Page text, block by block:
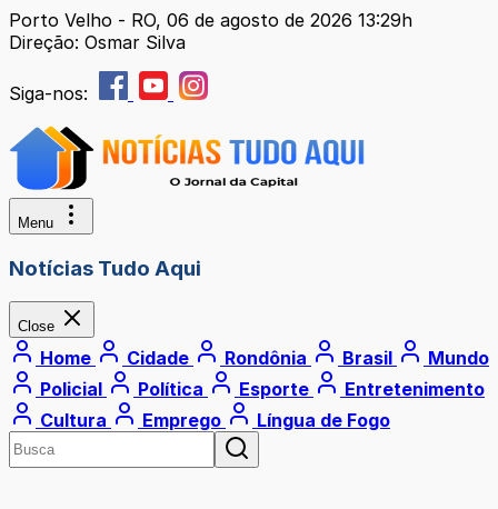
Porto Velho - RO, 06 de agosto de 2026 13:29h
Direção: Osmar Silva
Siga-nos:
Menu
Notícias Tudo Aqui
Close
Home Cidade Rondônia Brasil
Mundo
Policial
Política Esporte
Entretenimento
Cultura
Emprego Língua de Fogo